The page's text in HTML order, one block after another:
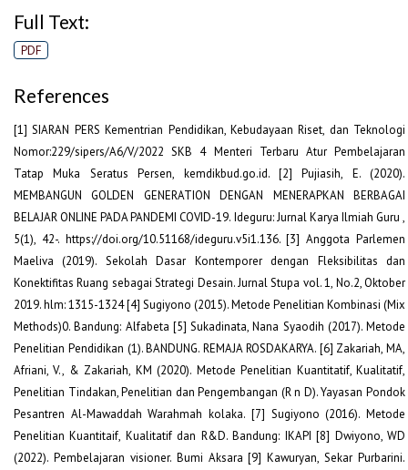
Full Text:
PDF
References
[1] SIARAN PERS Kementrian Pendidikan, Kebudayaan Riset, dan Teknologi
Nomor:229/sipers/A6/V/2022 SKB 4 Menteri Terbaru Atur Pembelajaran
Tatap Muka Seratus Persen, kemdikbud.go.id. [2] Pujiasih, E. (2020).
MEMBANGUN GOLDEN GENERATION DENGAN MENERAPKAN BERBAGAI
BELAJAR ONLINE PADA PANDEMI COVID-19. Ideguru: Jurnal Karya Ilmiah Guru ,
5(1), 42-. https://doi.org/10.51168/ideguru.v5i1.136. [3] Anggota Parlemen
Maeliva (2019). Sekolah Dasar Kontemporer dengan Fleksibilitas dan
Konektifitas Ruang sebagai Strategi Desain. Jurnal Stupa vol. 1, No.2, Oktober
2019. hlm: 1315-1324 [4] Sugiyono (2015). Metode Penelitian Kombinasi (Mix
Methods)0. Bandung: Alfabeta [5] Sukadinata, Nana Syaodih (2017). Metode
Penelitian Pendidikan (1). BANDUNG. REMAJA ROSDAKARYA. [6] Zakariah, MA,
Afriani, V., & Zakariah, KM (2020). Metode Penelitian Kuantitatif, Kualitatif,
Penelitian Tindakan, Penelitian dan Pengembangan (R n D). Yayasan Pondok
Pesantren Al-Mawaddah Warahmah kolaka. [7] Sugiyono (2016). Metode
Penelitian Kuantitaif, Kualitatif dan R&D. Bandung: IKAPI [8] Dwiyono, WD
(2022). Pembelajaran visioner. Bumi Aksara [9] Kawuryan, Sekar Purbarini.